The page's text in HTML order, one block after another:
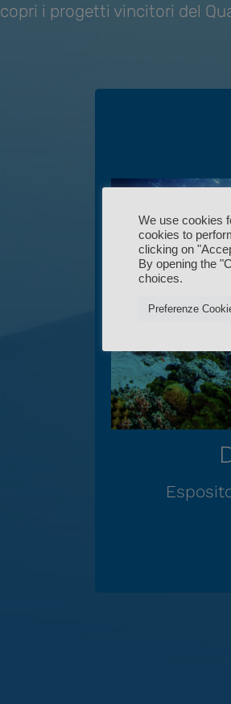
i progetti vincitori del
Vincitore/
applicate ad
We use cookies
cookies to
clicking on
By opening the
choices.
Preferenze